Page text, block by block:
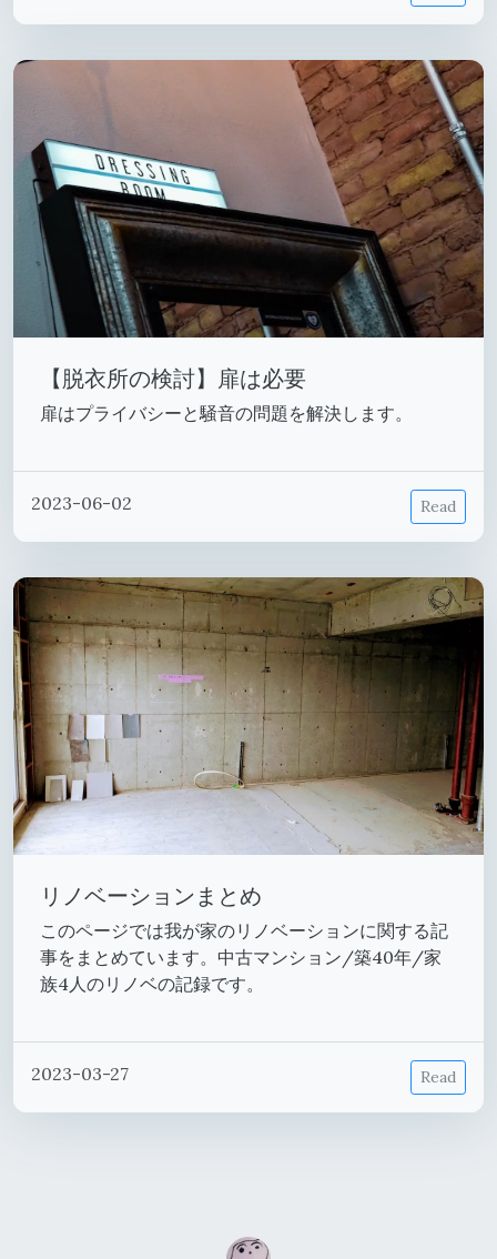
【脱衣所の検討】扉は必要
扉はプライバシーと騒音の問題を解決します。
2023-06-02 Read
リノベーションまとめ
このページでは我が家のリノベーションに関する記
事をまとめています。中古マンション/築40年/家
族4人のリノベの記録です。
2023-03-27 Read